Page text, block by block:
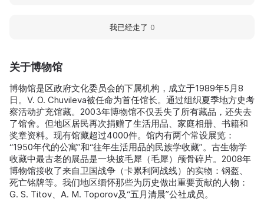
关于博物馆
博物馆是区政府文化委员会的下属机构，成立于1989年5月8
日。V. O. Chuvileva被任命为首任馆长。通过组织夏季地方史考
察活动扩充馆藏。2003年博物馆不仅丢失了所有藏品，还失去
了馆舍。但地区居民再次捐赠了生活用品、家庭相册、书籍和
奖章资料。现有馆藏超过4000件。馆内有两个常设展览：
“1950年代的公寓”和“往年生活用品的民族学收藏”。古生物学
收藏中最古老的展品是一块披毛犀（毛犀）颅骨碎片。2008年
博物馆接收了来自卫国战争（卡累利阿战线）的实物：钢盔、
死亡铭牌等。我们地区缅怀那些为历史做出重要贡献的人物：
G. S. Titov、A. M. Toporov及“五月清晨”公社成员。
我已经走了 0